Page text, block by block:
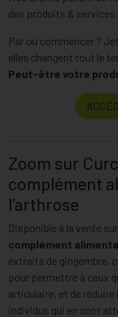
des produits & services
Par où commencer ?
elles changent tout le
Peut-être votre
Zoom sur
complément
l’arthrose
Disponible à la vente
complément
extraits de gingembre,
pour permettre à ceux
articulaire, et de réduire
individus qui en sont